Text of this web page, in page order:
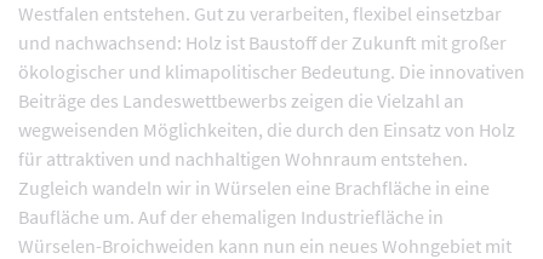
Westfalen entstehen. Gut zu verarbeiten, flexibel einsetzbar
und nachwachsend: Holz ist Baustoff der Zukunft mit großer
ökologischer und klimapolitischer Bedeutung. Die innovativen
Beiträge des Landeswettbewerbs zeigen die Vielzahl an
wegweisenden Möglichkeiten, die durch den Einsatz von Holz
für attraktiven und nachhaltigen Wohnraum entstehen.
Zugleich wandeln wir in Würselen eine Brachfläche in eine
Baufläche um. Auf der ehemaligen Industriefläche in
Würselen-Broichweiden kann nun ein neues Wohngebiet mit